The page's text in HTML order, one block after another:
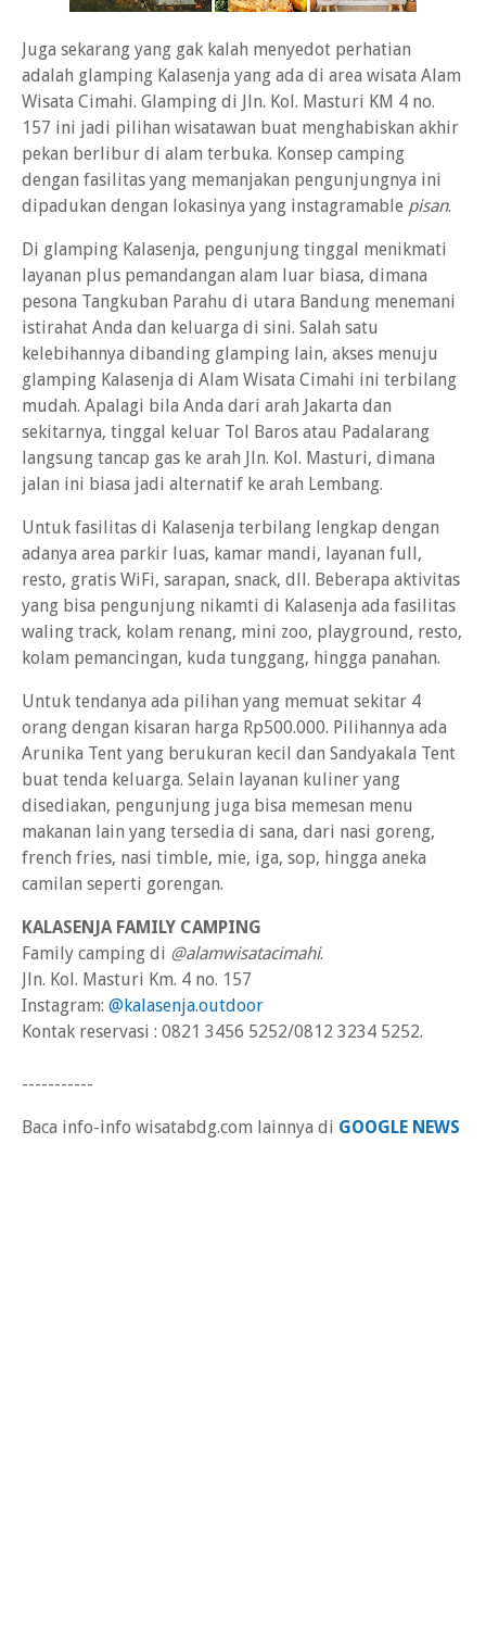
Juga sekarang yang gak kalah menyedot perhatian
adalah glamping Kalasenja yang ada di area wisata Alam
Wisata Cimahi. Glamping di Jln. Kol. Masturi KM 4 no.
157 ini jadi pilihan wisatawan buat menghabiskan akhir
pekan berlibur di alam terbuka. Konsep camping
dengan fasilitas yang memanjakan pengunjungnya ini
dipadukan dengan lokasinya yang instagramable pisan.
Di glamping Kalasenja, pengunjung tinggal menikmati
layanan plus pemandangan alam luar biasa, dimana
pesona Tangkuban Parahu di utara Bandung menemani
istirahat Anda dan keluarga di sini. Salah satu
kelebihannya dibanding glamping lain, akses menuju
glamping Kalasenja di Alam Wisata Cimahi ini terbilang
mudah. Apalagi bila Anda dari arah Jakarta dan
sekitarnya, tinggal keluar Tol Baros atau Padalarang
langsung tancap gas ke arah Jln. Kol. Masturi, dimana
jalan ini biasa jadi alternatif ke arah Lembang.
Untuk fasilitas di Kalasenja terbilang lengkap dengan
adanya area parkir luas, kamar mandi, layanan full,
resto, gratis WiFi, sarapan, snack, dll. Beberapa aktivitas
yang bisa pengunjung nikamti di Kalasenja ada fasilitas
waling track, kolam renang, mini zoo, playground, resto,
kolam pemancingan, kuda tunggang, hingga panahan.
Untuk tendanya ada pilihan yang memuat sekitar 4
orang dengan kisaran harga Rp500.000. Pilihannya ada
Arunika Tent yang berukuran kecil dan Sandyakala Tent
buat tenda keluarga. Selain layanan kuliner yang
disediakan, pengunjung juga bisa memesan menu
makanan lain yang tersedia di sana, dari nasi goreng,
french fries, nasi timble, mie, iga, sop, hingga aneka
camilan seperti gorengan.
KALASENJA FAMILY CAMPING
Family camping di @alamwisatacimahi.
Jln. Kol. Masturi Km. 4 no. 157
Instagram: @kalasenja.outdoor
Kontak reservasi : 0821 3456 5252/0812 3234 5252.
-----------
Baca info-info wisatabdg.com lainnya di GOOGLE NEWS